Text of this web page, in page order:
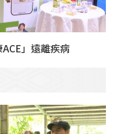
」遠離疾病